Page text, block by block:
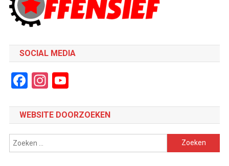
SOCIAL MEDIA
Facebook
Instagram
YouTube
WEBSITE DOORZOEKEN
Zoeken
naar: